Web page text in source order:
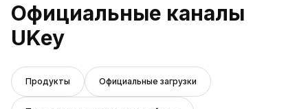
Официальные каналы
UKey
Продукты Официальные загрузки